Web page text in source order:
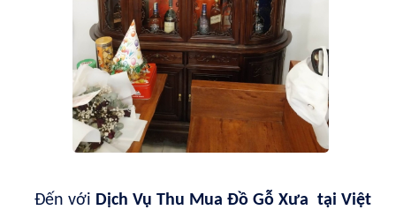
Đến với Dịch Vụ Thu Mua Đồ Gỗ Xưa tại Việt